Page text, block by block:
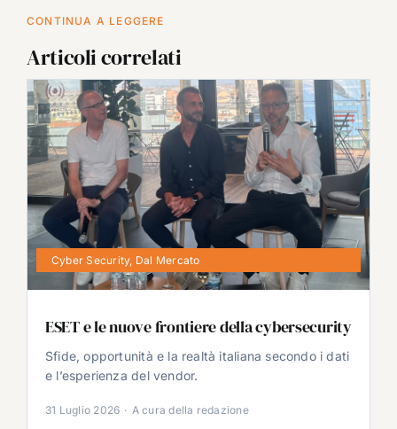
CONTINUA A LEGGERE
Articoli correlati
Cyber Security, Dal Mercato
ESET e le nuove frontiere della cybersecurity
Sfide, opportunità e la realtà italiana secondo i dati
e l’esperienza del vendor.
31 Luglio 2026 · A cura della redazione